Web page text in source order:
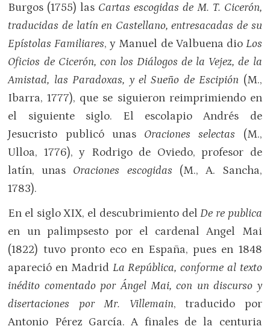
Burgos (1755) las Cartas escogidas de M. T. Cicerón,
traducidas de latín en Castellano, entresacadas de su
Epístolas Familiares, y Manuel de Valbuena dio Los
Oficios de Cicerón, con los Diálogos de la Vejez, de la
Amistad, las Paradoxas, y el Sueño de Escipión (M.,
Ibarra, 1777), que se siguieron reimprimiendo en
el siguiente siglo. El escolapio Andrés de
Jesucristo publicó unas Oraciones selectas (M.,
Ulloa, 1776), y Rodrigo de Oviedo, profesor de
latín, unas Oraciones escogidas (M., A. Sancha,
1783).
En el siglo XIX, el descubrimiento delDe re publica
en un palimpsesto por el cardenal Angel Mai
(1822) tuvo pronto eco en España, pues en 1848
apareció en Madrid La República, conforme al texto
inédito comentado por Ángel Mai, con un discurso y
disertaciones por Mr. Villemain, traducido por
Antonio Pérez García. A finales de la centuria